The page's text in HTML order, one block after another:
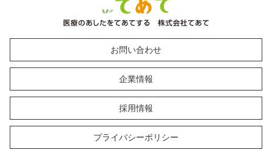
お問い合わせ
企業情報
採用情報
プライバシーポリシー